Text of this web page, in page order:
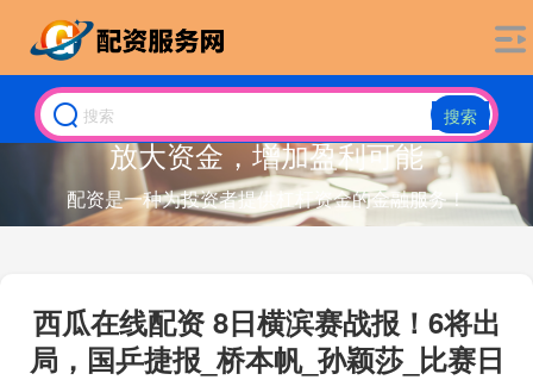
搜索
放大资金，增加盈利可能
配资是一种为投资者提供杠杆资金的金融服务！
西瓜在线配资 8日横滨赛战报！6将出
局，国乒捷报_桥本帆_孙颖莎_比赛日